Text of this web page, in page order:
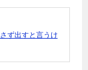
ず出すと言うけ